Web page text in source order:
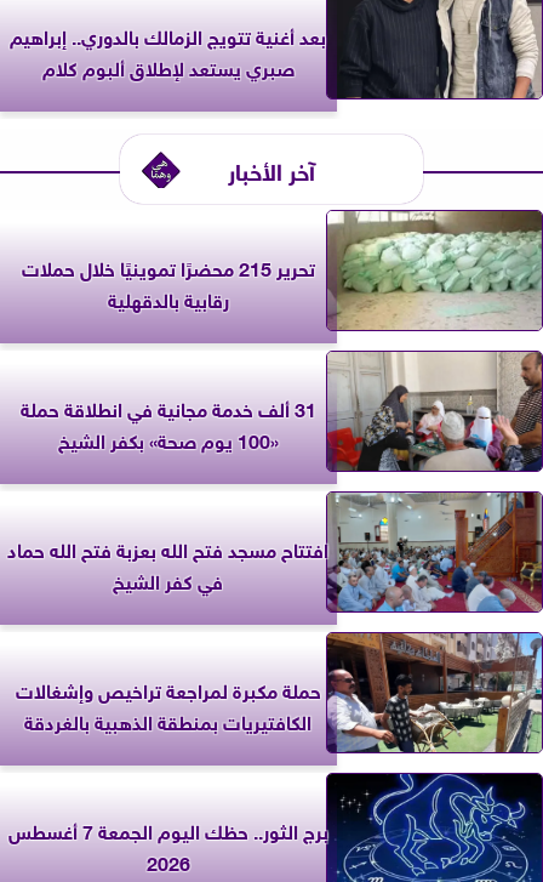
بعد أغنية تتويج الزمالك بالدوري.. إبراهيم
صبري يستعد لإطلاق ألبوم كلام
آخر الأخبار
تحرير 215 محضرًا تموينيًا خلال حملات
رقابية بالدقهلية
31 ألف خدمة مجانية في انطلاقة حملة
«100 يوم صحة» بكفر الشيخ
افتتاح مسجد فتح الله بعزبة فتح الله حماد
في كفر الشيخ
حملة مكبرة لمراجعة تراخيص وإشغالات
الكافتيريات بمنطقة الذهبية بالغردقة
برج الثور.. حظك اليوم الجمعة 7 أغسطس
2026